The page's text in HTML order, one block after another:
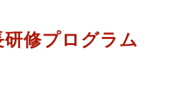
修プログラム